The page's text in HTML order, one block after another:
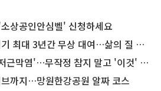
상공인안심벨' 신청하세요
대 3년간 무상 대여…삶의 질 높인다
염'…무작정 참지 말고 '이것' 해보세요!
까지…망원한강공원 알짜 코스